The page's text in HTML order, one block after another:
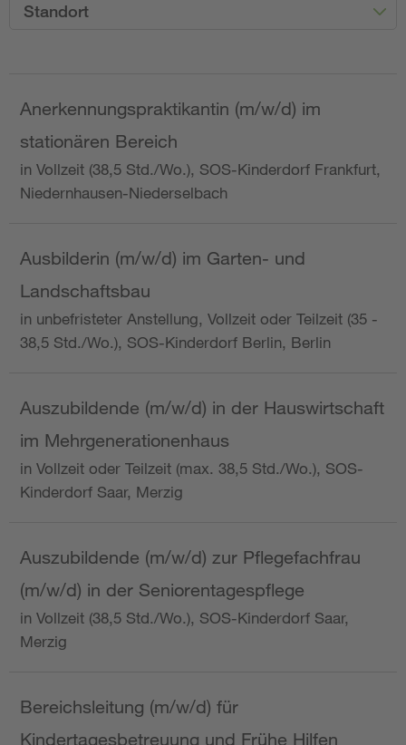
Standort
Anerkennungspraktikantin (m/w/d) im
stationären Bereich
in Vollzeit (38,5 Std./Wo.), SOS-Kinderdorf Frankfurt,
Niedernhausen-Niederselbach
Ausbilderin (m/w/d) im Garten- und
Landschaftsbau
in unbefristeter Anstellung, Vollzeit oder Teilzeit (35 -
38,5 Std./Wo.), SOS-Kinderdorf Berlin, Berlin
Auszubildende (m/w/d) in der Hauswirtschaft
im Mehrgenerationenhaus
in Vollzeit oder Teilzeit (max. 38,5 Std./Wo.), SOS-
Kinderdorf Saar, Merzig
Auszubildende (m/w/d) zur Pflegefachfrau
(m/w/d) in der Seniorentagespflege
in Vollzeit (38,5 Std./Wo.), SOS-Kinderdorf Saar,
Merzig
Bereichsleitung (m/w/d) für
Kindertagesbetreuung und Frühe Hilfen